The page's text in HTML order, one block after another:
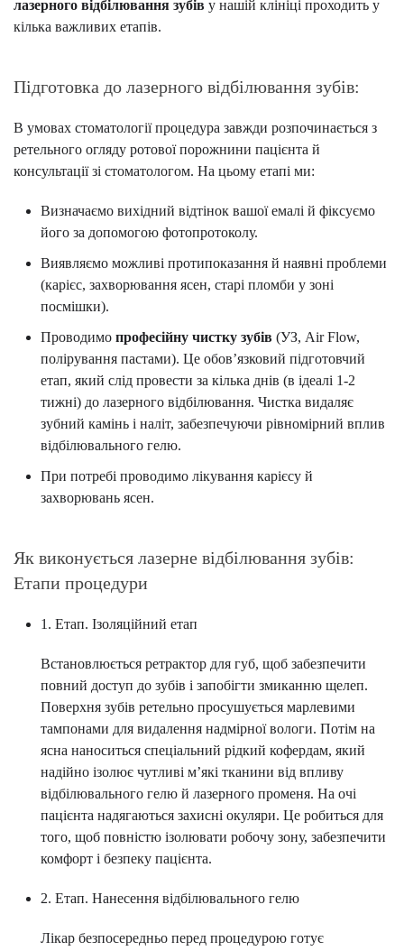
лазерного відбілювання зубів у нашій клініці проходить у
кілька важливих етапів.
Підготовка до лазерного відбілювання зубів:
В умовах стоматології процедура завжди розпочинається з
ретельного огляду ротової порожнини пацієнта й
консультації зі стоматологом. На цьому етапі ми:
Визначаємо вихідний відтінок вашої емалі й фіксуємо
його за допомогою фотопротоколу.
Виявляємо можливі протипоказання й наявні проблеми
(карієс, захворювання ясен, старі пломби у зоні
посмішки).
Проводимо професійну чистку зубів (УЗ, Air Flow,
полірування пастами). Це обов’язковий підготовчий
етап, який слід провести за кілька днів (в ідеалі 1-2
тижні) до лазерного відбілювання. Чистка видаляє
зубний камінь і наліт, забезпечуючи рівномірний вплив
відбілювального гелю.
При потребі проводимо лікування карієсу й
захворювань ясен.
Як виконується лазерне відбілювання зубів:
Етапи процедури
1. Етап. Ізоляційний етап
Встановлюється ретрактор для губ, щоб забезпечити
повний доступ до зубів і запобігти змиканню щелеп.
Поверхня зубів ретельно просушується марлевими
тампонами для видалення надмірної вологи. Потім на
ясна наноситься спеціальний рідкий кофердам, який
надійно ізолює чутливі м’які тканини від впливу
відбілювального гелю й лазерного променя. На очі
пацієнта надягаються захисні окуляри. Це робиться для
того, щоб повністю ізолювати робочу зону, забезпечити
комфорт і безпеку пацієнта.
2. Етап. Нанесення відбілювального гелю
Лікар безпосередньо перед процедурою готує